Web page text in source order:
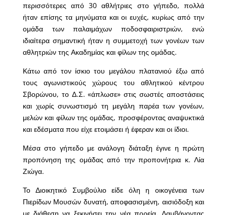
περισσότερες από 30 αθλήτριες στο γήπεδο, πολλά
ήταν επίσης τα μηνύματα και οι ευχές, κυρίως από την
ομάδα των παλαιμάχων ποδοσφαιριστριών, ενώ
ιδιαίτερα σημαντική ήταν η συμμετοχή των γονέων των
αθλητριών της Ακαδημίας και φίλων της ομάδας.
Κάτω από τον ίσκιο του μεγάλου πλατανιού έξω από
τους αγωνιστικούς χώρους του αθλητικού κέντρου
Σβορώνου, το Δ.Σ. «άπλωσε» στις σωστές αποστάσεις
και χωρίς συνωστισμό τη μεγάλη παρέα των γονέων,
μελών και φίλων της ομάδας, προσφέροντας αναψυκτικά
και εδέσματα που είχε ετοιμάσει ή έφεραν και οι ίδιοι.
Μέσα στο γήπεδο με ανάλογη διάταξη έγινε η πρώτη
προπόνηση της ομάδας από την προπονήτρια κ. Λία
Ζιώγα.
Το Διοικητικό Συμβούλιο είδε όλη η οικογένεια των
Πιερίδων Μουσών δυνατή, αποφασισμένη, αισιόδοξη και